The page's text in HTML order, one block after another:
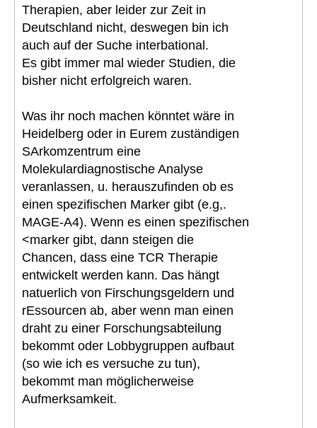
Therapien, aber leider zur Zeit in
Deutschland nicht, deswegen bin ich
auch auf der Suche interbational.
Es gibt immer mal wieder Studien, die
bisher nicht erfolgreich waren.
Was ihr noch machen könntet wäre in
Heidelberg oder in Eurem zuständigen
SArkomzentrum eine
Molekulardiagnostische Analyse
veranlassen, u. herauszufinden ob es
einen spezifischen Marker gibt (e.g,.
MAGE-A4). Wenn es einen spezifischen
<marker gibt, dann steigen die
Chancen, dass eine TCR Therapie
entwickelt werden kann. Das hängt
natuerlich von Firschungsgeldern und
rEssourcen ab, aber wenn man einen
draht zu einer Forschungsabteilung
bekommt oder Lobbygruppen aufbaut
(so wie ich es versuche zu tun),
bekommt man möglicherweise
Aufmerksamkeit.